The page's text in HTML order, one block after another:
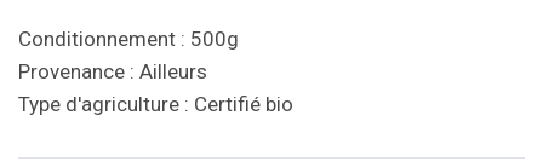
Conditionnement : 500g
Provenance : Ailleurs
Type d'agriculture : Certifié bio